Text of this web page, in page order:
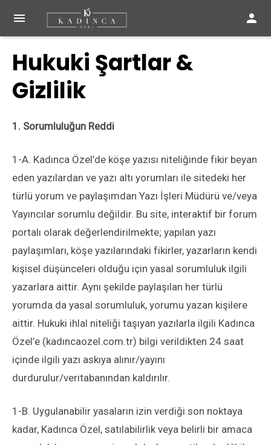
 
Hukuki Şartlar &
Gizlilik
1. Sorumluluğun Reddi
1-A. Kadınca Özel’de köşe yazısı niteliğinde fikir beyan
eden yazılardan ve yazı altı yorumları ile sitedeki her
türlü yorum ve paylaşımdan Yazı İşleri Müdürü ve/veya
Yayıncılar sorumlu değildir. Bu site, interaktif bir forum
portalı olarak değerlendirilmekte; yapılan yazı
paylaşımları, köşe yazılarındaki fikirler, yazarların kendi
kişisel düşünceleri olduğu için yasal sorumluluk ilgili
yazarlara aittir. Aynı şekilde paylaşılan her türlü
yorumda da yasal sorumluluk, yorumu yazan kişilere
aittir. Hukuki ihlal niteliği taşıyan yazılarla ilgili Kadınca
Özel’e (kadıncaozel.com.tr) bilgi verildikten 24 saat
içinde ilgili yazı askıya alınır/yayını
durdurulur/veritabanından kaldırılır.
1-B. Uygulanabilir yasaların izin verdiği son noktaya
kadar, Kadınca Özel, satılabilirlik veya belirli bir amaca